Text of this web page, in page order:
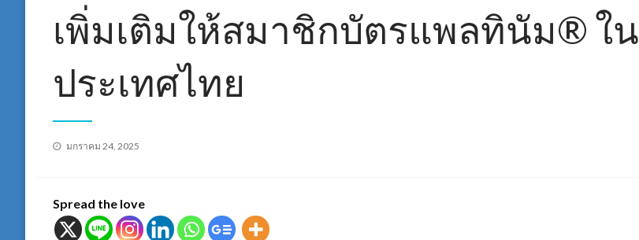
เพิ่มเติมให้สมาชิกบัตรแพลทินัม® ใน
ประเทศไทย
Posted
มกราคม 24, 2025
Spread the love